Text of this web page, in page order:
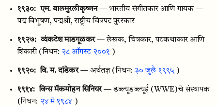
१९३०: एम. बालमुरलीकृष्णन — भारतीय संगीतकार आणि गायक —
पद्म विभूषण, पद्मश्री, राष्ट्रीय चित्रपट पुरस्कार
१९२७: व्यंकटेश माडगूळकर — लेखक, चित्रकार, पटकथाकार आणि
शिकारी (निधन: २८ ऑगस्ट २००१ )
१९२०: वि. म. दांडेकर — अर्थतज्ञ (निधन: ३० जुलै १९९५ )
१९१४: विन्स मॅकमोहन सिनियर — डब्ल्यूडब्ल्यूई (WWE)चे संस्थापक
(निधन: २४ मे १९८४ )